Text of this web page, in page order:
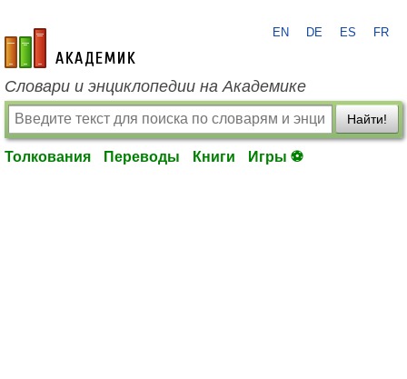
academic.ru
EN DE ES FR
Словари и энциклопедии на Академике
Найти!
Толкования Переводы Книги Игры ⚽